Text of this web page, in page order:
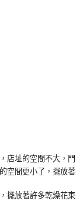
店址的空間不大，
空間更小了，擺放
擺放著許多乾燥花